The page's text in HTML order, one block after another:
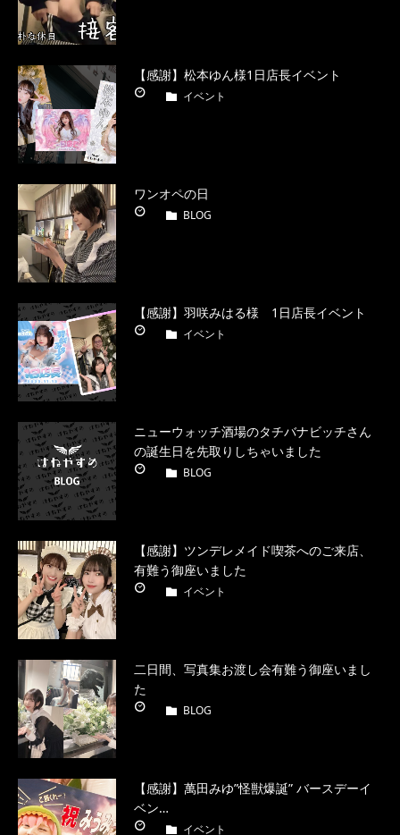
【感謝】松本ゆん様1日店長イベント
イベント
ワンオペの日
BLOG
【感謝】羽咲みはる様 1日店長イベント
イベント
ニューウォッチ酒場のタチバナビッチさん
の誕生日を先取りしちゃいました
BLOG
【感謝】ツンデレメイド喫茶へのご来店、
有難う御座いました
イベント
二日間、写真集お渡し会有難う御座いまし
た
BLOG
【感謝】萬田みゆ”怪獣爆誕” バースデーイ
ベン…
イベント